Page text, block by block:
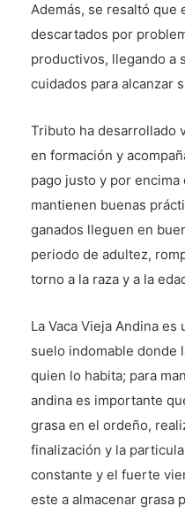
Además, se resaltó que
descartados por
productivos, llegando a
cuidados para alcanzar
Tributo ha desarrollado
en formación y
pago justo y por
mantienen buenas
ganados lleguen en
periodo de adultez,
torno a la raza y a la
La Vaca Vieja Andina
suelo indomable donde
quien lo habita; para
andina es importante
grasa en el ordeño,
finalización y la
constante y el fuerte
este a almacenar grasa